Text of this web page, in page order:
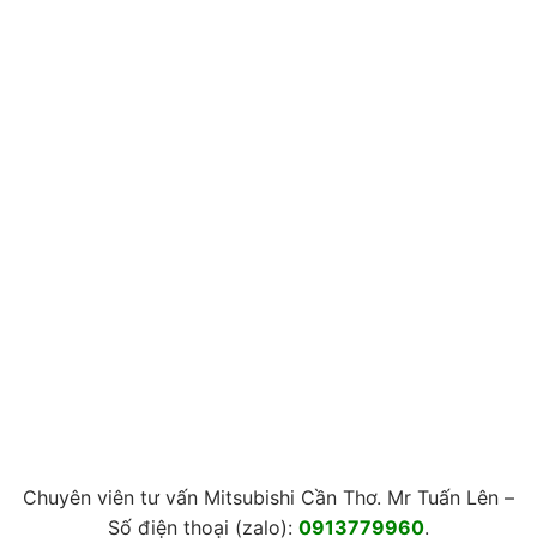
Chuyên viên tư vấn Mitsubishi Cần Thơ. Mr Tuấn Lên –
Số điện thoại (zalo): 0913779960.